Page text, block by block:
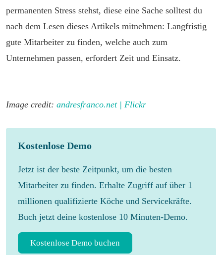
permanenten Stress stehst, diese eine Sache solltest du
nach dem Lesen dieses Artikels mitnehmen: Langfristig
gute Mitarbeiter zu finden, welche auch zum
Unternehmen passen, erfordert Zeit und Einsatz.
Image credit: andresfranco.net | Flickr
Kostenlose Demo
Jetzt ist der beste Zeitpunkt, um die besten
Mitarbeiter zu finden. Erhalte Zugriff auf über 1
millionen qualifizierte Köche und Servicekräfte.
Buch jetzt deine kostenlose 10 Minuten-Demo.
Kostenlose Demo buchen